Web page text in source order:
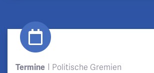
Termine Politische Gremien